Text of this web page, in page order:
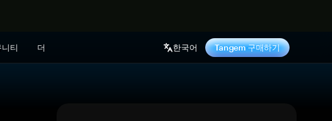
티 더 한국어 Tangem 구매하기